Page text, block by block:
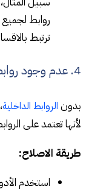
روابط
ترتبط
4. عدم وجود روابط داخلية
بدون الروابط الداخلية
لأنها تعتمد على
طريقة الاصلاح:
استخدم